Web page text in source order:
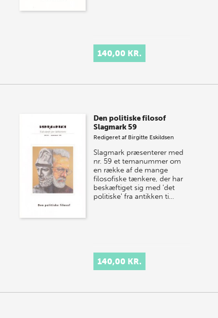
140,00 KR.
Den politiske filosof
Slagmark 59
Redigeret af Birgitte Eskildsen
Slagmark præsenterer med
nr. 59 et temanummer om
en række af de mange
filosofiske tænkere, der har
beskæftiget sig med 'det
politiske' fra antikken ti…
140,00 KR.